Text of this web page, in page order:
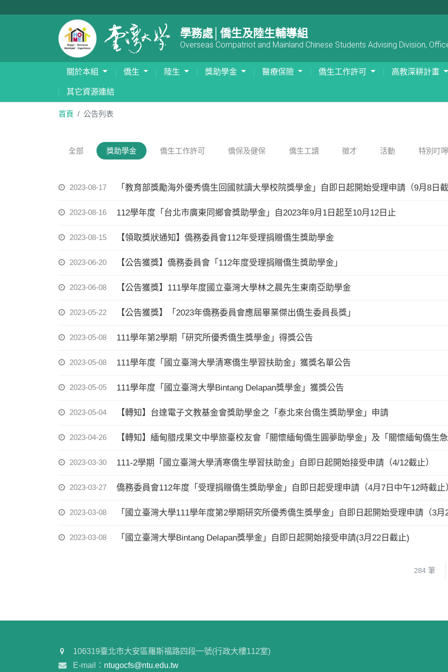
學務處│僑生及陸生輔導組
Overseas Compatriot and Mainland Chinese Students Advising Division,
關於本組 僑生 陸生 獎助學金 醫療保險 僑生工作許可 高教深耕計畫
其它資源連結
首頁 公告列表
全部 獎助學金 僑生工作許可 僑保及健保 僑生工讀 徵才 活動 特別叮嚀
2023-08-17 「教育部獎勵海外優秀僑生回國就讀大學校院獎學金」自即日起開始受理申請（9月8日截
2023-08-16 112學年度「台北市廣東同鄉會獎助學金」自2023年9月1日起至10月12日止
2023-08-15 【領取獎狀通知】僑務委員會112年受理捐贈僑生獎助學金
2023-06-20 【公告獲獎】僑務委員會「112年度受理捐贈僑生獎助學金」
2023-06-08 【公告獲獎】111學年度國立臺灣大學林之晨先生東南亞助學金
2023-05-22 【公告獲獎】「2023年僑務委員會應屆畢業傑出僑生委員長獎」
2023-05-08 111學年第2學期「研究所優秀僑生獎學金」得獎公告
2023-05-08 111學年度「國立臺灣大學清寒僑生學習扶助金」獲獎名單公告
2023-05-05 111學年度「國立臺灣大學Bintang Delapan獎學金」獲獎公告
2023-05-04 【轉知】台達電子文教基金會獎助學金之「泰北來台僑生獎助學金」申請
2023-04-26 【轉知】緬甸腊戌果文中學旅臺校友會「關懷緬甸僑生圓夢助學金」及「關懷緬甸僑生急
2023-03-30 111-2學期「國立臺灣大學清寒僑生學習扶助金」自即日起開始接受申請（4/12截止）
2023-03-27 僑務委員會112年度「受理捐贈僑生獎助學金」自即日起受理申請（4月7日中午12時截止
2023-03-08 「國立臺灣大學111學年度第2學期研究所優秀僑生獎學金」自即日起開始受理申請（3月
2023-03-08 「國立臺灣大學Bintang Delapan獎學金」自即日起開始接受申請(3月22日截止)
284 筆
106319臺北市大安區羅斯福路四段一號(行政大樓112室)
E-mail： ntugocfs@ntu.edu.tw